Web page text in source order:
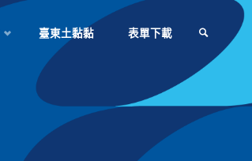
臺東土黏黏 表單下載